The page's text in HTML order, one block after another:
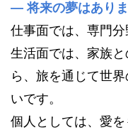
— 将来の夢はあり
仕事面では、専門
生活面では、家族と
ら、旅を通じて世
いです。
個人としては、愛